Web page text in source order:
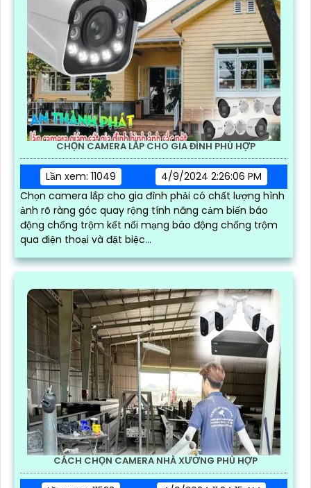
CAMERA IMOU 2 MẮT NGOÀI TRỜI IPC-S7XP-10M0WED
Lần xem: 9720
6/17/2024 2:41:03 PM
Camera IMOU 2 Mắt IPC-S7XP-10M0WED là thiết bị an
ninh chất lượng cao với độ phân giải 10MP, mang đến
hình ảnh sắc nét và chi tiết. Với khả năng xoay 360 độ
và góc quay lớn, camera cung cấp tầm nhìn toàn diện
CHỌN CAMERA LẮP CHO GIA ĐÌNH PHÙ HỢP
Lần xem: 11049
4/9/2024 2:26:06 PM
Chọn camera lắp cho gia đình phải có chất lượng hình
ảnh rõ ràng góc quay rộng tính năng cảm biến báo
động chống trộm kết nối mạng báo động chống trộm
qua điện thoại và đặt biệc...